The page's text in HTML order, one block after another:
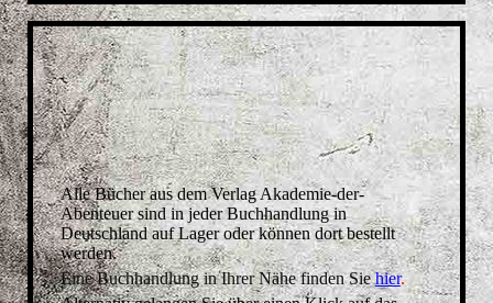
Alle Bücher aus dem Verlag Akademie-der-
Abenteuer sind in jeder Buchhandlung in
Deutschland auf Lager oder können dort bestellt
werden.
Eine Buchhandlung in Ihrer Nähe finden Siehier.